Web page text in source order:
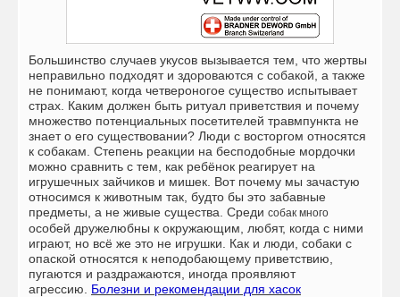
Большинство случаев укусов вызывается тем, что жертвы
неправильно подходят и здороваются с собакой, а также
не понимают, когда четвероногое существо испытывает
страх. Каким должен быть ритуал приветствия и почему
множество потенциальных посетителей травмпункта не
знает о его существовании? Люди с восторгом относятся
к собакам. Степень реакции на бесподобные мордочки
можно сравнить с тем, как ребёнок реагирует на
игрушечных зайчиков и мишек. Вот почему мы зачастую
относимся к животным так, будто бы это забавные
предметы, а не живые существа. Среди собак много
особей дружелюбны к окружающим, любят, когда с ними
играют, но всё же это не игрушки. Как и люди, собаки с
опаской относятся к неподобающему приветствию,
пугаются и раздражаются, иногда проявляют
агрессию. Болезни и рекомендации для хасок